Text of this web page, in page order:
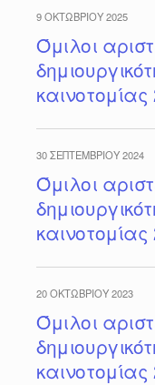
9 ΟΚΤΩΒΡΊΟΥ 2025
Όμιλοι
30 ΣΕΠΤΕΜΒΡΊΟΥ 2024
Όμιλοι
20 ΟΚΤΩΒΡΊΟΥ 2023
Όμιλοι